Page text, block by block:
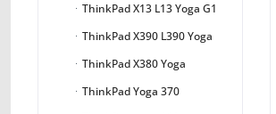
ThinkPad X13 L13 Yoga G1
ThinkPad X390 L390 Yoga
ThinkPad X380 Yoga
ThinkPad Yoga 370